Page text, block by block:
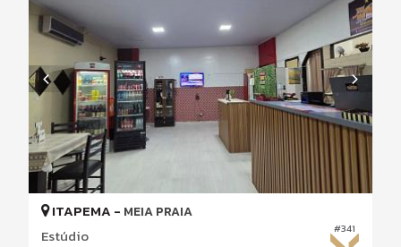
#341
ITAPEMA - MEIA PRAIA
Estúdio